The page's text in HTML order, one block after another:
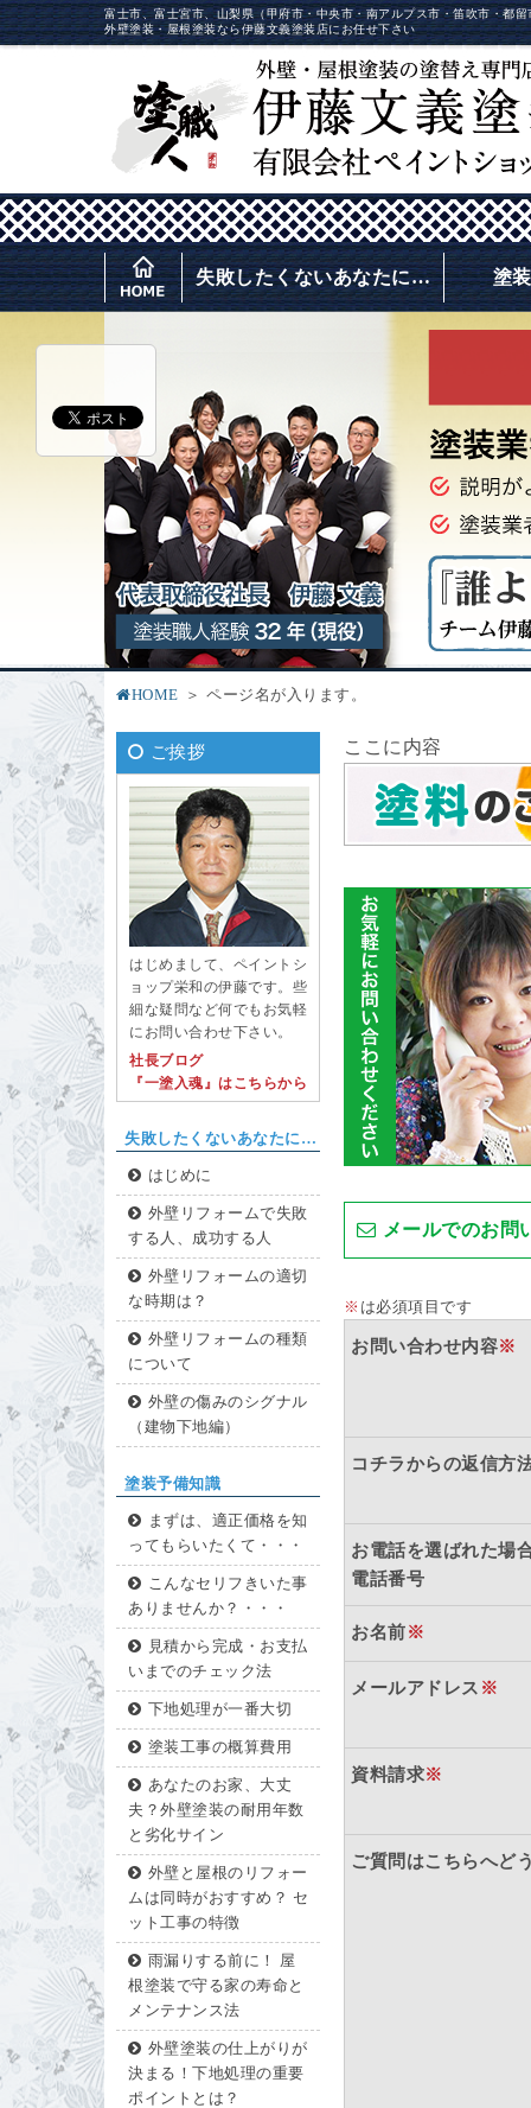
富士市、富士宮市、山梨県（甲府市・中央市・南アルプス市・笛吹市・都
外壁塗装・屋根塗装なら伊藤文義塗装店にお任せ下さい
失敗したくないあなたに… 塗
HOME ページ名が入ります。
ご挨拶
はじめまして、ペイントシ
ョップ栄和の伊藤です。些
細な疑問など何でもお気軽
にお問い合わせ下さい。
社長ブログ
『一塗入魂』はこちらから
失敗したくないあなたに…
はじめに
外壁リフォームで失敗
する人、成功する人
外壁リフォームの適切
な時期は？
外壁リフォームの種類
について
外壁の傷みのシグナル
（建物下地編）
塗装予備知識
まずは、適正価格を知
ってもらいたくて・・・
こんなセリフきいた事
ありませんか？・・・
見積から完成・お支払
いまでのチェック法
下地処理が一番大切
塗装工事の概算費用
あなたのお家、大丈
夫？外壁塗装の耐用年数
と劣化サイン
外壁と屋根のリフォー
ムは同時がおすすめ？ セ
ット工事の特徴
雨漏りする前に！ 屋
根塗装で守る家の寿命と
メンテナンス法
外壁塗装の仕上がりが
決まる！下地処理の重要
ポイントとは？
ここに内容
メールでのお問
※ は必須項目です
お問い合わせ内容※
コチラからの返信方
お電話を選ばれた場
電話番号
お名前※
メールアドレス ※
資料請求※
ご質問はこちらへど